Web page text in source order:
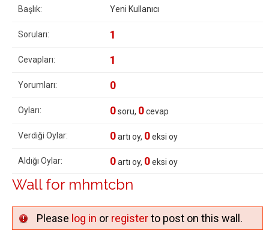
Başlık: Yeni Kullanıcı
Soruları: 1
Cevapları: 1
Yorumları: 0
Oyları: 0soru, 0cevap
Verdiği Oylar: 0artı oy, 0eksi oy
Aldığı Oylar: 0artı oy, 0eksi oy
Wall for mhmtcbn
Please log in or registerto post on this wall.